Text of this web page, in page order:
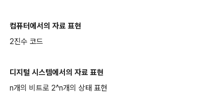
컴퓨터에서의 자료 표현
2진수 코드
디지털 시스템에서의 자료 표현
n개의 비트로 2^n개의 상태 표현